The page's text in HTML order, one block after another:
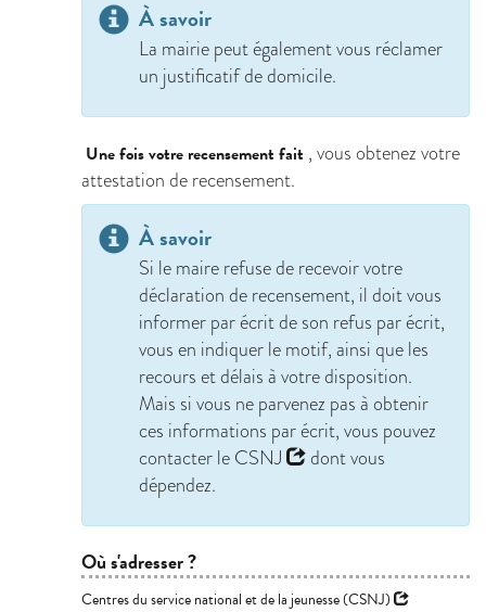
À savoir
La mairie peut également vous réclamer
un justificatif de domicile.
Une fois votre recensement fait , vous obtenez votre
attestation de recensement.
À savoir
Si le maire refuse de recevoir votre
déclaration de recensement, il doit vous
informer par écrit de son refus par écrit,
vous en indiquer le motif, ainsi que les
recours et délais à votre disposition.
Mais si vous ne parvenez pas à obtenir
ces informations par écrit, vous pouvez
contacter le CSNJ
dont vous
dépendez.
Où s'adresser ?
Centres du service national et de la jeunesse (CSNJ)